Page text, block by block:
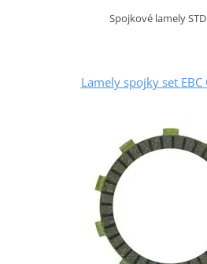
Spojkové lamely
Lamely spojky set EBC